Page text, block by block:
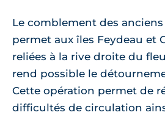
Le comblement des
permet aux îles Feydeau et
reliées à la rive droite du
rend possible le
Cette opération permet de
difficultés de circulation